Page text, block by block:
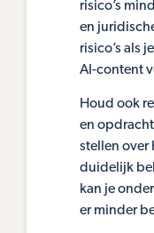
risico’s
en
risico’s als
AI-content
Houd ook
en
stellen over
duidelijk
kan je
er minder